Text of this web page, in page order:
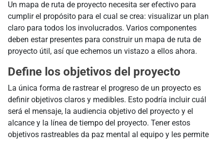
Un mapa de ruta de proyecto necesita ser efectivo para
cumplir el propósito para el cual se crea: visualizar un plan
claro para todos los involucrados. Varios componentes
deben estar presentes para construir un mapa de ruta de
proyecto útil, así que echemos un vistazo a ellos ahora.
Define los objetivos del proyecto
La única forma de rastrear el progreso de un proyecto es
definir objetivos claros y medibles. Esto podría incluir cuál
será el mensaje, la audiencia objetivo del proyecto y el
alcance y la línea de tiempo del proyecto. Tener estos
objetivos rastreables da paz mental al equipo y les permite